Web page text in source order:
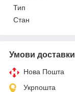
Тип
Стан
Умови доставки
Нова Пошта
Укрпошта